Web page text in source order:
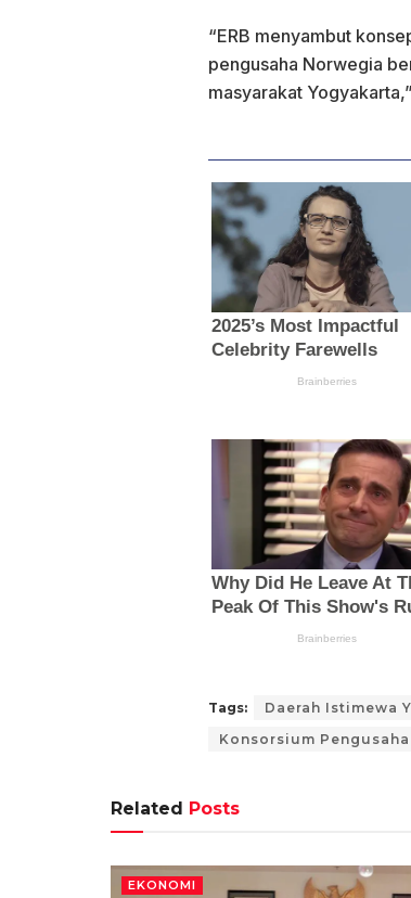
“ERB menyambut
pengusaha Norwegia
masyarakat
Tags: Daerah Istimewa
Konsorsium
Related Posts
EKONOMI